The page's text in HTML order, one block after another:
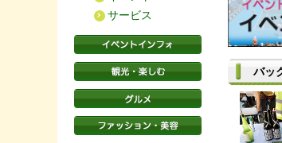
サービス
バッ